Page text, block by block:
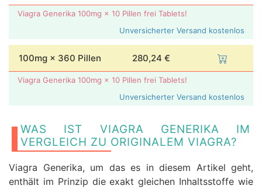
Viagra Generika 100mg × 10 Pillen frei Tablets!
Unversicherter Versand kostenlos
100mg × 360 Pillen 280,24 €
Viagra Generika 100mg × 10 Pillen frei Tablets!
Unversicherter Versand kostenlos
WAS IST VIAGRA GENERIKA IM
VERGLEICH ZU ORIGINALEM VIAGRA?
Viagra Generika, um das es in diesem Artikel geht,
enthält im Prinzip die exakt gleichen Inhaltsstoffe wie